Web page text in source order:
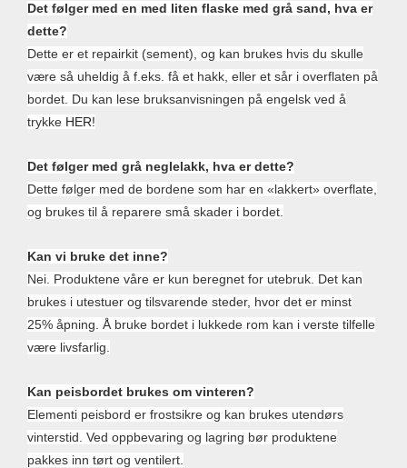
Det følger med en med liten flaske med grå sand, hva er
dette?
Dette er et repairkit (sement), og kan brukes hvis du skulle
være så uheldig å f.eks. få et hakk, eller et sår i overflaten på
bordet. Du kan lese bruksanvisningen på engelsk ved å
trykke HER!
Det følger med grå neglelakk, hva er dette?
Dette følger med de bordene som har en «lakkert» overflate,
og brukes til å reparere små skader i bordet.
Kan vi bruke det inne?
Nei. Produktene våre er kun beregnet for utebruk. Det kan
brukes i utestuer og tilsvarende steder, hvor det er minst
25% åpning. Å bruke bordet i lukkede rom kan i verste tilfelle
være livsfarlig.
Kan peisbordet brukes om vinteren?
Elementi peisbord er frostsikre og kan brukes utendørs
vinterstid. Ved oppbevaring og lagring bør produktene
pakkes inn tørt og ventilert.